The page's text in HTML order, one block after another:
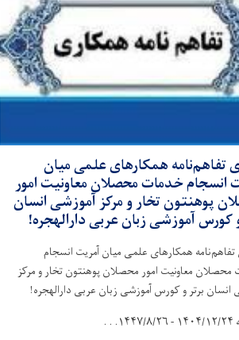
تفاهم‌نامه همکارهای علمی میان
انسجام خدمات محصلان معاونیت امور
پوهنتون تخار و مرکز آموزشی انسان
کورس آموزشی زبان عربی دارالهجره!
همکارهای علمی میان آمریت انسجام
معاونیت امور محصلان پوهنتون تخار و مرکز
انسان برتر و کورس آموزشی زبان عربی دارالهجره!
۱۴۰۴/۱۲/۲۴ - ۱۴۴۷/۸/۲۶. . .